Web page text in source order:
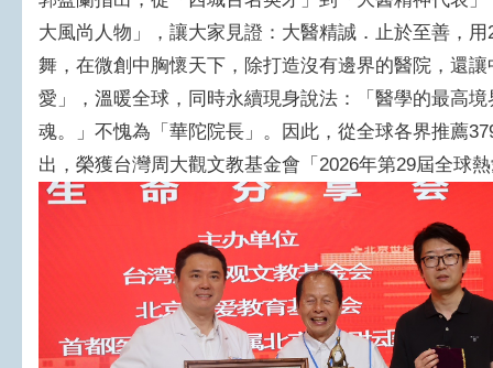
大風尚人物」，讓大家見證：大醫精誠．止於至善，
舞，在微創中胸懷天下，除打造沒有邊界的醫院，還
愛」，溫暖全球，同時永續現身說法：「醫學的最高
魂。」不愧為「華陀院長」。因此，從全球各界推薦
出，榮獲台灣周大觀文教基金會「2026年第29屆全球